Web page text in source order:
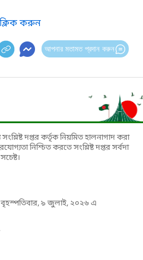
করুন
আপনার মতামত প্রদান করুন
দপ্তর কর্তৃক নিয়মিত হালনাগাদ করা
নিশ্চিত করতে সংশ্লিষ্ট দপ্তর সর্বদা
সচেষ্ট।
বৃহস্পতিবার, ৯ জুলাই, ২০২৬ এ